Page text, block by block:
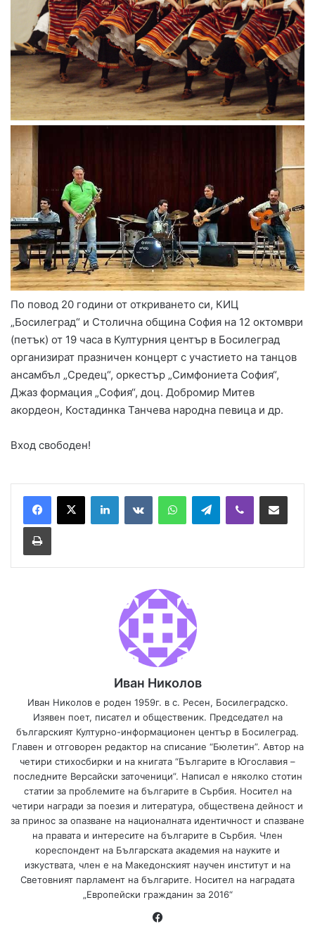
По повод 20 години от откриването си, КИЦ
„Босилеград“ и Столична община София на 12 октомври
(петък) от 19 часа в Културния център в Босилеград
организират празничен концерт с участието на танцов
ансамбъл „Средец“, оркестър „Симфониета София“,
Джаз формация „София“, доц. Добромир Митев
акордеон, Костадинка Танчева народна певица и др.
Вход свободен!
Telegram
Иван Николов
Иван Николов е роден 1959г. в с. Ресен, Босилеградско.
Изявен поет, писател и общественик. Председател на
българският Културно-информационен център в Босилеград.
Главен и отговорен редактор на списание “Бюлетин”. Автор на
четири стихосбирки и на книгата “Българите в Югославия –
последните Версайски заточеници”. Написал е няколко стотин
статии за проблемите на българите в Сърбия. Носител на
четири награди за поезия и литература, обществена дейност и
за принос за опазване на националната идентичност и спазване
на правата и интересите на българите в Сърбия. Член
кореспондент на Българската академия на науките и
изкуствата, член е на Македонският научен институт и на
Световният парламент на българите. Носител на наградата
„Европейски гражданин за 2016“